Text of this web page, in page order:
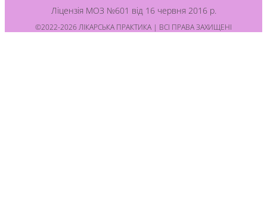
Ліцензія МОЗ №601 від 16 червня 2016 р.
©2022-2026 ЛІКАРСЬКА ПРАКТИКА | ВСІ ПРАВА ЗАХИЩЕНІ